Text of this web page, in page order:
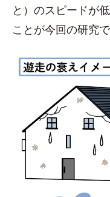
と）のスピードが
ことが今回の研究